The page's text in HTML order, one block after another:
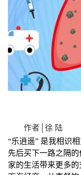
作者│徐 陆
“乐逍遥” 是我相识
先后买下一路之隔
家的生活带来更多